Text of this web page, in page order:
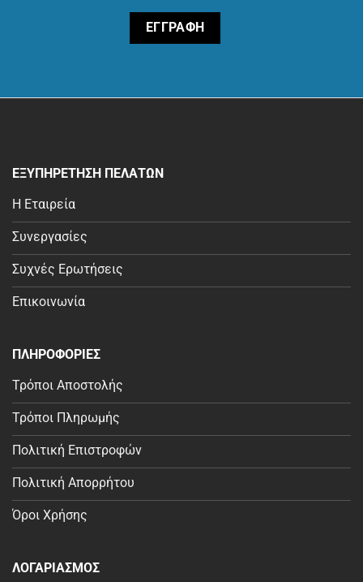
ΕΞΥΠΗΡΕΤΗΣΗ ΠΕΛΑΤΩΝ
Η Εταιρεία
Συνεργασίες
Συχνές Ερωτήσεις
Επικοινωνία
ΠΛΗΡΟΦΟΡΙΕΣ
Τρόποι Αποστολής
Τρόποι Πληρωμής
Πολιτική Επιστροφών
Πολιτική Απορρήτου
Όροι Χρήσης
ΛΟΓΑΡΙΑΣΜΟΣ